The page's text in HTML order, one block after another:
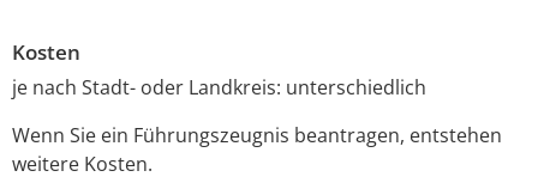
Kosten
je nach Stadt- oder Landkreis: unterschiedlich
Wenn Sie ein Führungszeugnis beantragen, entstehen
weitere Kosten.